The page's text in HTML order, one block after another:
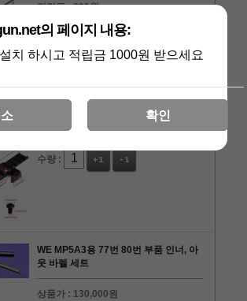
적립금 :200원
수량 :
+1 -1
상품가 :
27,000원
수량 :
+1 -1
WE MP5A3용 77번 80번 부품 인너, 아
웃 바렐 세트
상품가 : 130,000원
의 페이지 내용:
치 하시고 적립금 1000원 받으세요
확인